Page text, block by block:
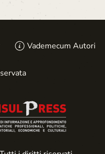
Vademecum Autori